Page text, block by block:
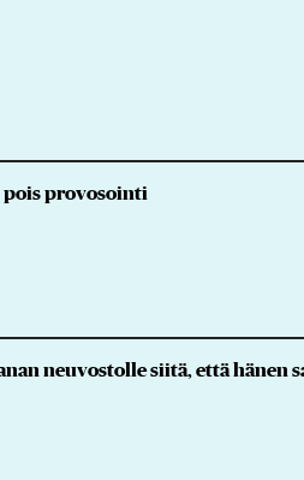
provosointi
neuvostolle siitä, että hänen